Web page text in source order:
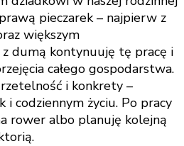
pieczarek – najpierw z
większym
z dumą kontynuuję tę pracę i
całego gospodarstwa.
i konkrety –
i codziennym życiu. Po pracy
rower albo planuję kolejną